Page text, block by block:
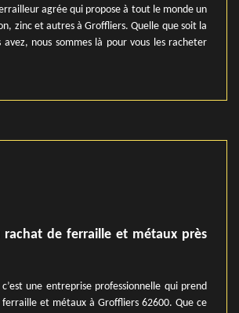
agrée qui propose à tout le monde un
zinc et autres à Groffliers. Quelle que soit la
nous sommes là pour vous les racheter
de ferraille et métaux près
une entreprise professionnelle qui prend
et métaux à Groffliers 62600. Que ce